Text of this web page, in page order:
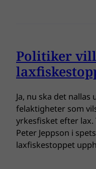
Politiker
Ja, nu ska det
felaktigheter som
yrkesfisket efter lax.
Peter Jeppson i
laxfiskestoppet